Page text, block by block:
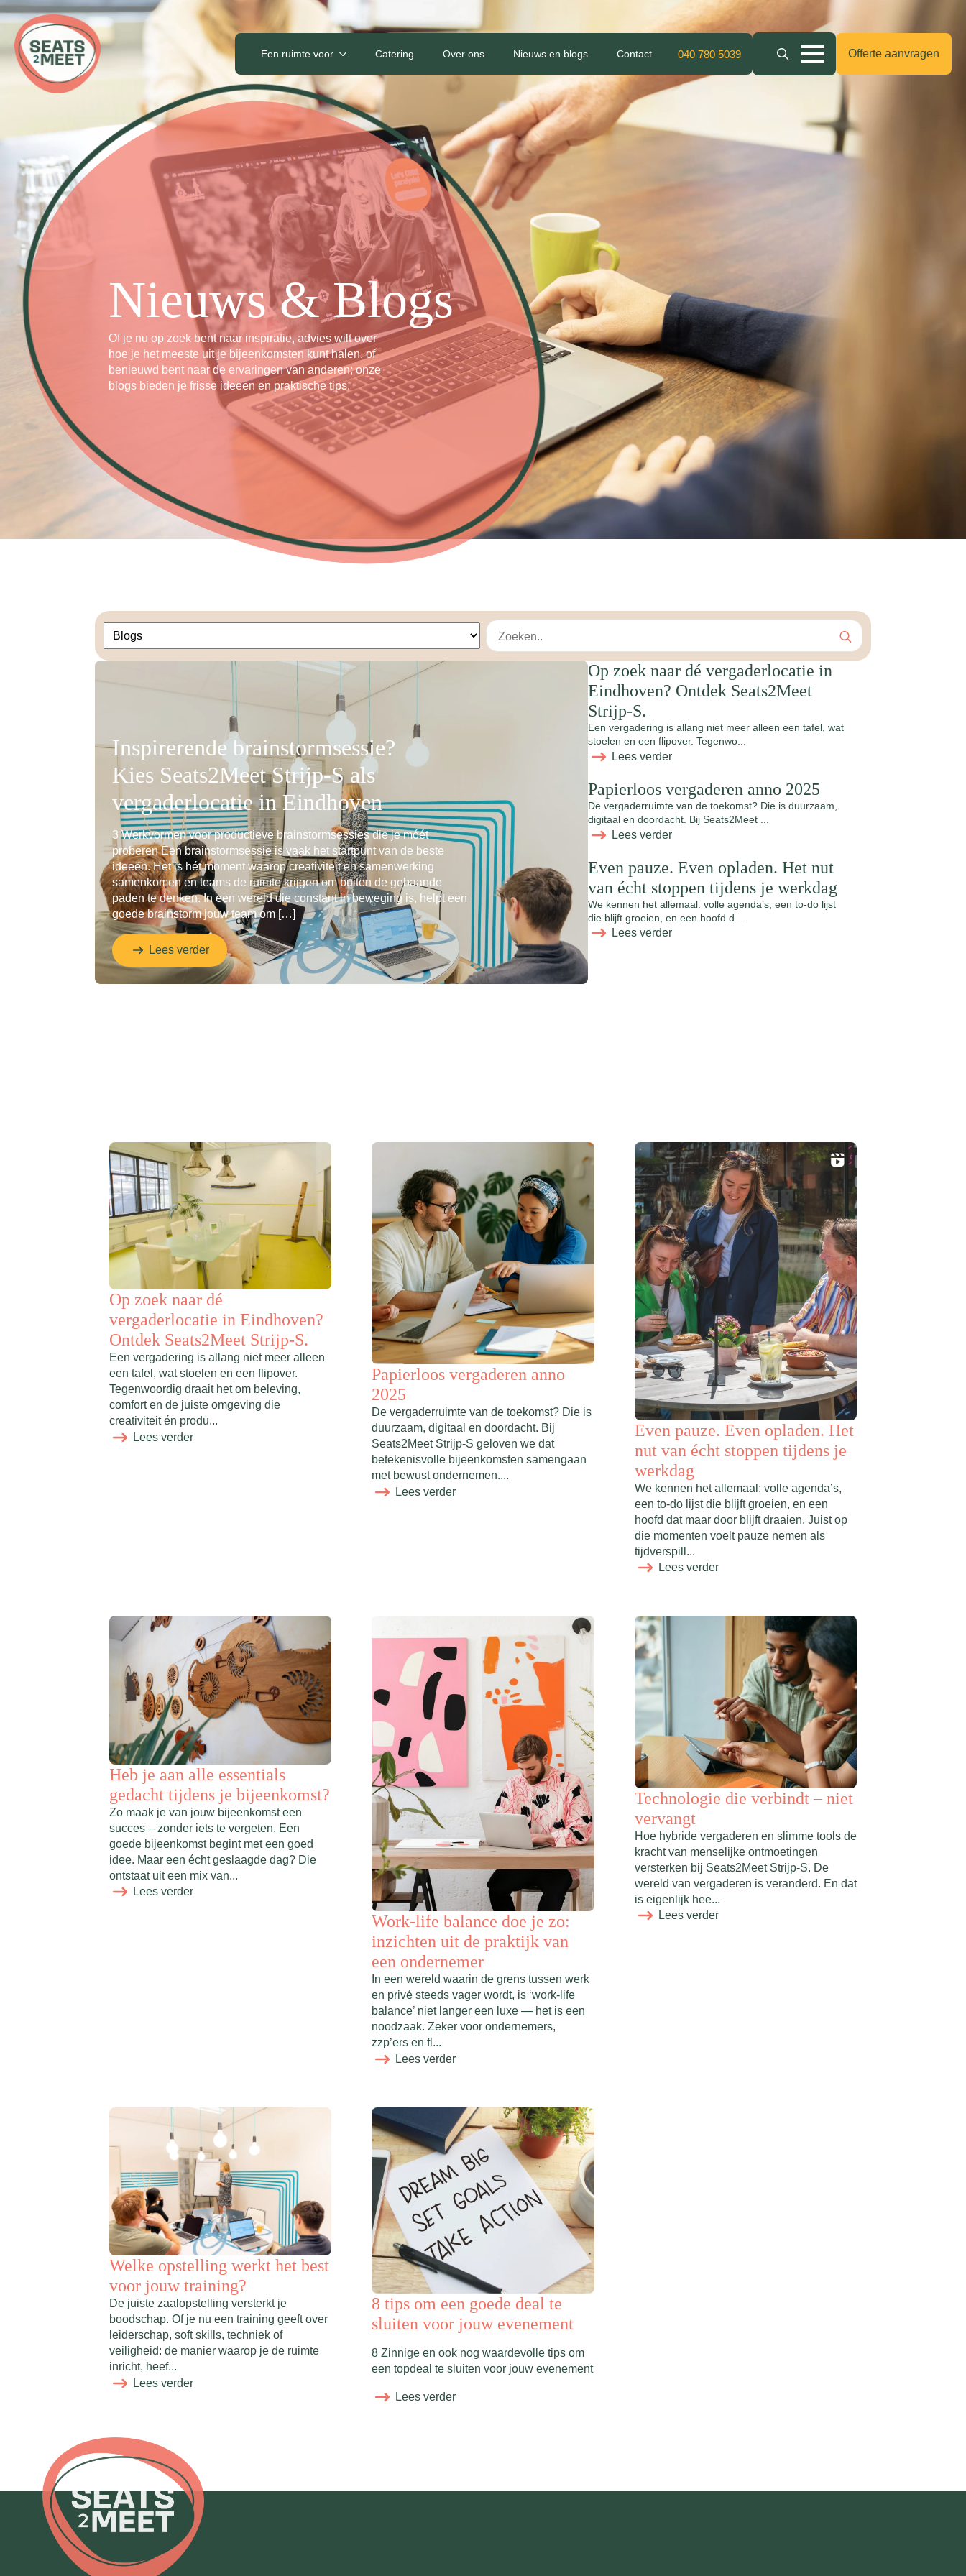
Een ruimte voor Catering Over ons Nieuws en blogs Contact 040 780 5039
Search
Offerte aanvragen
Nieuws & Blogs
Of je nu op zoek bent naar inspiratie, advies wilt over
hoe je het meeste uit je bijeenkomsten kunt halen, of
benieuwd bent naar de ervaringen van anderen; onze
blogs bieden je frisse ideeën en praktische tips.
Search
for:
Inspirerende brainstormsessie?
Kies Seats2Meet Strijp-S als
vergaderlocatie in Eindhoven
3 Werkvormen voor productieve brainstormsessies die je móét
proberen Een brainstormsessie is vaak het startpunt van de beste
ideeën. Het is hét moment waarop creativiteit en samenwerking
samenkomen en teams de ruimte krijgen om buiten de gebaande
paden te denken. In een wereld die constant in beweging is, helpt een
goede brainstorm jouw team om […]
Lees verder
Op zoek naar dé vergaderlocatie in
Eindhoven? Ontdek Seats2Meet
Strijp-S.
Een vergadering is allang niet meer alleen een tafel, wat
stoelen en een flipover. Tegenwo...
Lees verder
Papierloos vergaderen anno 2025
De vergaderruimte van de toekomst? Die is duurzaam,
digitaal en doordacht. Bij Seats2Meet ...
Lees verder
Even pauze. Even opladen. Het nut
van écht stoppen tijdens je werkdag
We kennen het allemaal: volle agenda’s, een to-do lijst
die blijft groeien, en een hoofd d...
Lees verder
Op zoek naar dé
vergaderlocatie in Eindhoven?
Ontdek Seats2Meet Strijp-S.
Een vergadering is allang niet meer alleen
een tafel, wat stoelen en een flipover.
Tegenwoordig draait het om beleving,
comfort en de juiste omgeving die
creativiteit én produ...
Lees verder
Papierloos vergaderen anno
2025
De vergaderruimte van de toekomst? Die is
duurzaam, digitaal en doordacht. Bij
Seats2Meet Strijp-S geloven we dat
betekenisvolle bijeenkomsten samengaan
met bewust ondernemen....
Lees verder
Even pauze. Even opladen. Het
nut van écht stoppen tijdens je
werkdag
We kennen het allemaal: volle agenda’s,
een to-do lijst die blijft groeien, en een
hoofd dat maar door blijft draaien. Juist op
die momenten voelt pauze nemen als
tijdverspill...
Lees verder
Heb je aan alle essentials
gedacht tijdens je bijeenkomst?
Zo maak je van jouw bijeenkomst een
succes – zonder iets te vergeten. Een
goede bijeenkomst begint met een goed
idee. Maar een écht geslaagde dag? Die
ontstaat uit een mix van...
Lees verder
Work-life balance doe je zo:
inzichten uit de praktijk van
een ondernemer
In een wereld waarin de grens tussen werk
en privé steeds vager wordt, is ‘work-life
balance’ niet langer een luxe — het is een
noodzaak. Zeker voor ondernemers,
zzp’ers en fl...
Lees verder
Technologie die verbindt – niet
vervangt
Hoe hybride vergaderen en slimme tools de
kracht van menselijke ontmoetingen
versterken bij Seats2Meet Strijp-S. De
wereld van vergaderen is veranderd. En dat
is eigenlijk hee...
Lees verder
Welke opstelling werkt het best
voor jouw training?
De juiste zaalopstelling versterkt je
boodschap. Of je nu een training geeft over
leiderschap, soft skills, techniek of
veiligheid: de manier waarop je de ruimte
inricht, heef...
Lees verder
8 tips om een goede deal te
sluiten voor jouw evenement
8 Zinnige en ook nog waardevolle tips om
een topdeal te sluiten voor jouw evenement
Lees verder